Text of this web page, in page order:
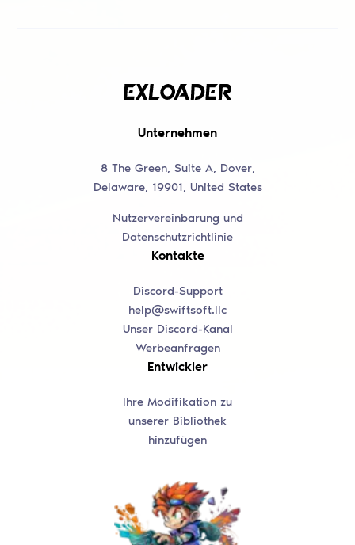
Unternehmen
8 The Green, Suite A, Dover,
Delaware, 19901, United States
Nutzervereinbarung und
Datenschutzrichtlinie
Kontakte
Discord-Support
help@swiftsoft.llc
Unser Discord-Kanal
Werbeanfragen
Entwickler
Ihre Modifikation zu
unserer Bibliothek
hinzufügen